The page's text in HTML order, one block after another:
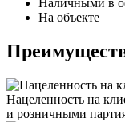
Наличными в
На объекте
Нацеленность на
и розничными